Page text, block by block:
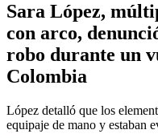
Sara López,
con arco,
robo durante un
Colombia
López detalló que los
equipaje de mano y estaban